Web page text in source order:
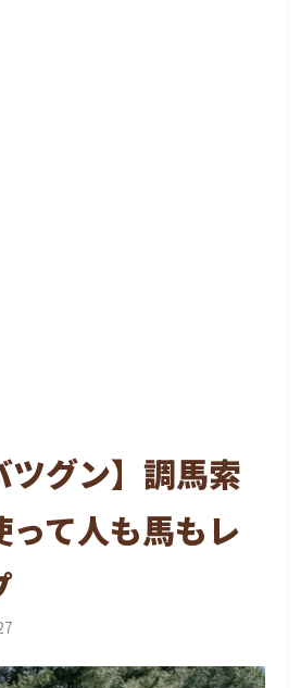
ツグン】調馬索
って人も馬もレ